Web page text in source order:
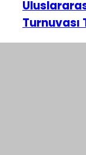
Turnuvası